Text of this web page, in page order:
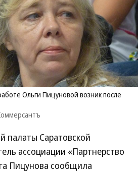
Ольги Пицуновой возник после
палаты Саратовской
ассоциации «Партнерство
Пицунова сообщила